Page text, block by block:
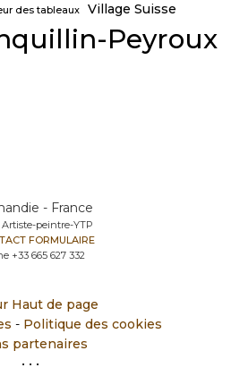
des tableaux Village Suisse
Peyroux
- France
Artiste-peintre-YTP
FORMULAIRE
+33 665 627 332
Haut de page
- Politique des cookies
partenaires
• • •